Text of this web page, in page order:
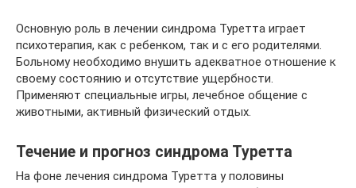
Основную роль в лечении синдрома Туретта играет
психотерапия, как с ребенком, так и с его родителями.
Больному необходимо внушить адекватное отношение к
своему состоянию и отсутствие ущербности.
Применяют специальные игры, лечебное общение с
животными, активный физический отдых.
Течение и прогноз синдрома Туретта
На фоне лечения синдрома Туретта у половины